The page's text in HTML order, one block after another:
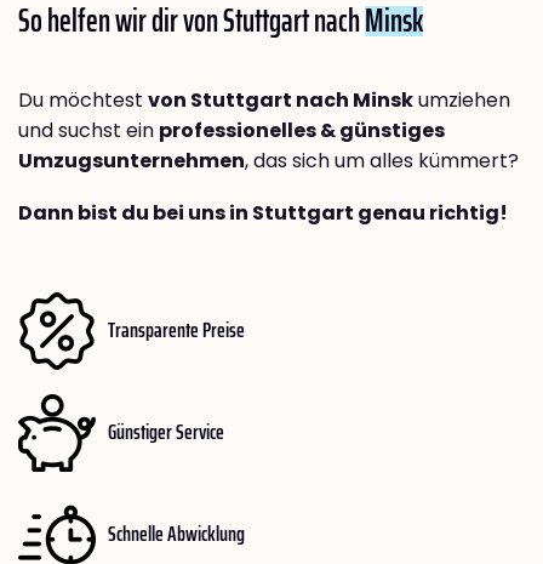
So helfen wir dir von Stuttgart nachMinsk
Du möchtest von Stuttgart nach Minskumziehen
und suchst ein professionelles & günstiges
Umzugsunternehmen, das sich um alles kümmert?
Dann bist du bei uns in Stuttgart genau richtig!
Transparente Preise
Günstiger Service
Schnelle Abwicklung